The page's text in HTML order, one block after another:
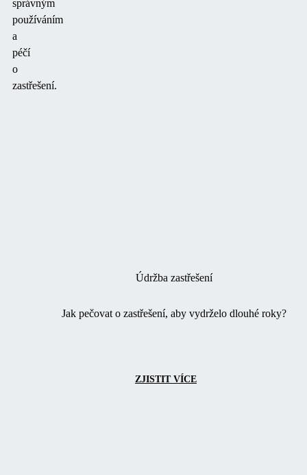
správným
používáním
a
péčí
o
zastřešení.
Údržba zastřešení
Jak pečovat o zastřešení, aby vydrželo dlouhé roky?
ZJISTIT VÍCE